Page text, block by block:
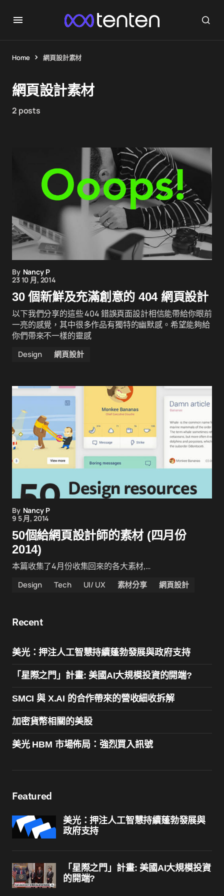
Home 網頁設計素材
網頁設計素材
2 posts
By Nancy P
23 10 月, 2014
30 個新鮮及充滿創意的 404 網頁設計
以下我們分享的這些 404 錯誤頁面設計相信能帶給你眼前
一亮的感覺，其中很多作品有獨特的幽默感。希望能夠給
你們帶來不一樣的靈感
Design 網頁設計
By Nancy P
9 5 月, 2014
50個給網頁設計師的素材 (四月份
2014)
本篇收集了4月份收集回來的各大素材,…
Design Tech UI/ UX 素材分享 網頁設計
Recent
美光：押注人工智慧持續蓬勃發展與政府支持
「星際之門」計畫: 美國AI大規模投資的開端?
SMCI 與 X.AI 的合作帶來的營收細收拆解
加密貨幣相關的美股
美光 HBM 市場佈局：強烈買入訊號
Featured
美光：押注人工智慧持續蓬勃發展與
政府支持
「星際之門」計畫: 美國AI大規模投資
的開端?